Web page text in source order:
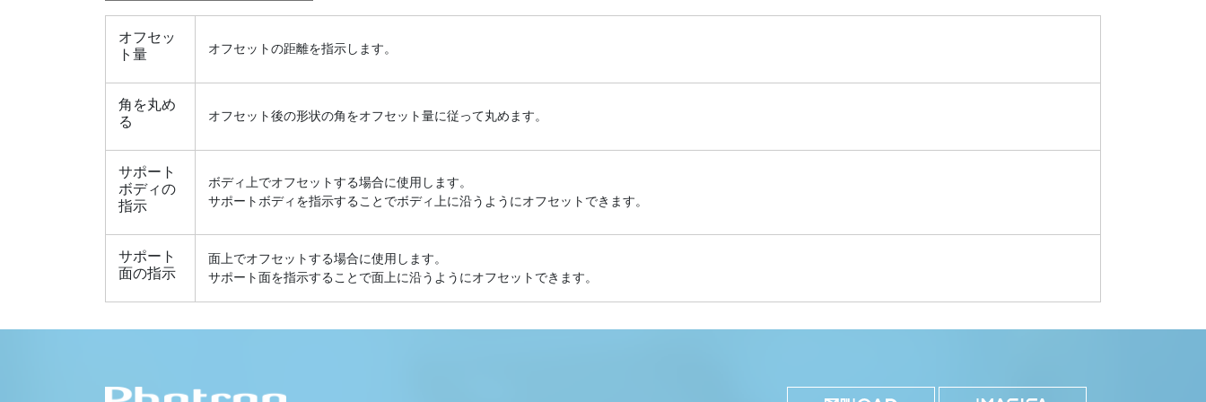
オフセッ
ト量
オフセットの距離を指示します。
角を丸め
る
オフセット後の形状の角をオフセット量に従って丸めます。
サポート
ボディの
指示
ボディ上でオフセットする場合に使用します。
サポートボディを指示することでボディ上に沿うようにオフセットできます。
サポート
面の指示
面上でオフセットする場合に使用します。
サポート面を指示することで面上に沿うようにオフセットできます。